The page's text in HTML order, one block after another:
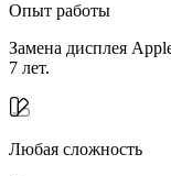
Опыт работы
Замена дисплея
7 лет.
Любая сложность